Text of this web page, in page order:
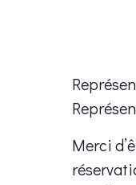
Merci